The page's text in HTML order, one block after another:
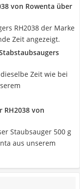
von Rowenta über
RH2038 der Marke
Zeit angezeigt.
Zeit wie bei
RH2038 von
Staubsauger 500 g
aus unserem